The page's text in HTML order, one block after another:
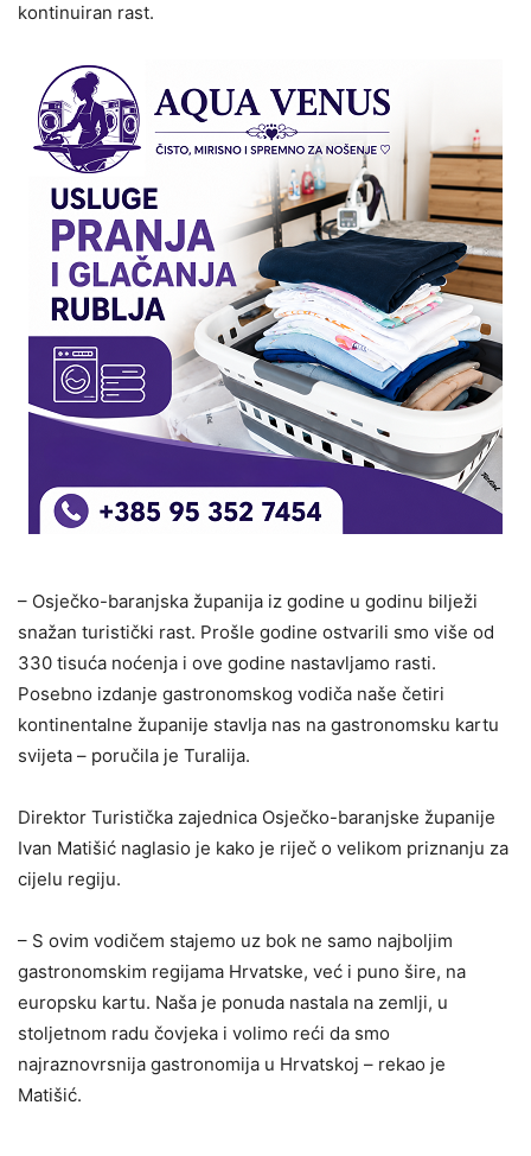
kontinuiran rast.
– Osječko-baranjska županija iz godine u godinu bilježi
snažan turistički rast. Prošle godine ostvarili smo više od
330 tisuća noćenja i ove godine nastavljamo rasti.
Posebno izdanje gastronomskog vodiča naše četiri
kontinentalne županije stavlja nas na gastronomsku kartu
svijeta – poručila je Turalija.
Direktor Turistička zajednica Osječko-baranjske županije
Ivan Matišić naglasio je kako je riječ o velikom priznanju za
cijelu regiju.
– S ovim vodičem stajemo uz bok ne samo najboljim
gastronomskim regijama Hrvatske, već i puno šire, na
europsku kartu. Naša je ponuda nastala na zemlji, u
stoljetnom radu čovjeka i volimo reći da smo
najraznovrsnija gastronomija u Hrvatskoj – rekao je
Matišić.